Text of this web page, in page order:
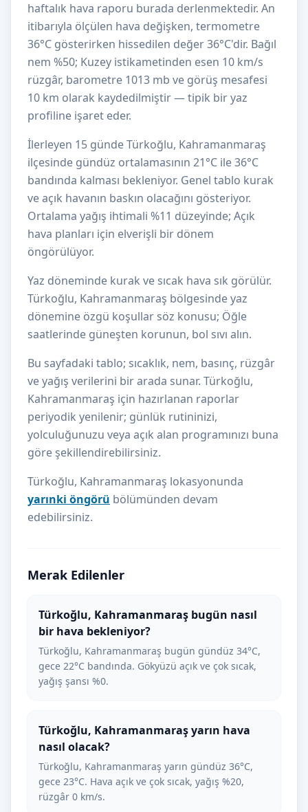
haftalık hava raporu burada derlenmektedir. An
itibarıyla ölçülen hava değişken, termometre
36°C gösterirken hissedilen değer 36°C'dir. Bağıl
nem %50; Kuzey istikametinden esen 10 km/s
rüzgâr, barometre 1013 mb ve görüş mesafesi
10 km olarak kaydedilmiştir — tipik bir yaz
profiline işaret eder.
İlerleyen 15 günde Türkoğlu, Kahramanmaraş
ilçesinde gündüz ortalamasının 21°C ile 36°C
bandında kalması bekleniyor. Genel tablo kurak
ve açık havanın baskın olacağını gösteriyor.
Ortalama yağış ihtimali %11 düzeyinde; Açık
hava planları için elverişli bir dönem
öngörülüyor.
Yaz döneminde kurak ve sıcak hava sık görülür.
Türkoğlu, Kahramanmaraş bölgesinde yaz
dönemine özgü koşullar söz konusu; Öğle
saatlerinde güneşten korunun, bol sıvı alın.
Bu sayfadaki tablo; sıcaklık, nem, basınç, rüzgâr
ve yağış verilerini bir arada sunar. Türkoğlu,
Kahramanmaraş için hazırlanan raporlar
periyodik yenilenir; günlük rutininizi,
yolculuğunuzu veya açık alan programınızı buna
göre şekillendirebilirsiniz.
Türkoğlu, Kahramanmaraş lokasyonunda
yarınki öngörü bölümünden devam
edebilirsiniz.
Merak Edilenler
Türkoğlu, Kahramanmaraş bugün nasıl
bir hava bekleniyor?
Türkoğlu, Kahramanmaraş bugün gündüz 34°C,
gece 22°C bandında. Gökyüzü açık ve çok sıcak,
yağış şansı %0.
Türkoğlu, Kahramanmaraş yarın hava
nasıl olacak?
Türkoğlu, Kahramanmaraş yarın gündüz 36°C,
gece 23°C. Hava açık ve çok sıcak, yağış %20,
rüzgâr 0 km/s.